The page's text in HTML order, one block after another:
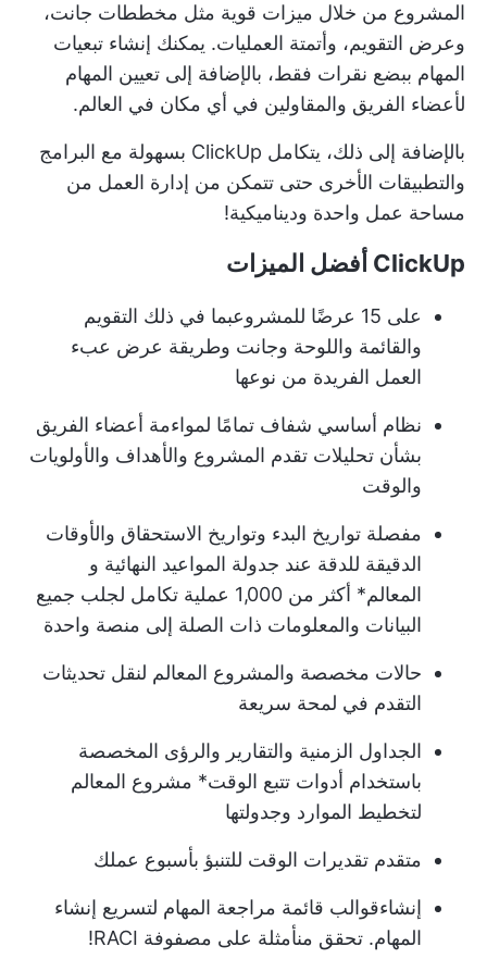
المشروع من خلال ميزات قوية مثل مخططات جانت،
وعرض التقويم، وأتمتة العمليات. يمكنك إنشاء تبعيات
المهام ببضع نقرات فقط، بالإضافة إلى تعيين المهام
لأعضاء الفريق والمقاولين في أي مكان في العالم.
بالإضافة إلى ذلك، يتكامل ClickUp بسهولة مع البرامج
والتطبيقات الأخرى حتى تتمكن من إدارة العمل من
مساحة عمل واحدة وديناميكية!
ClickUp أفضل الميزات
على
بما في ذلك التقويم
والقائمة واللوحة وجانت وطريقة عرض عبء
العمل الفريدة من نوعها
نظام أساسي شفاف تمامًا لمواءمة أعضاء الفريق
بشأن تحليلات تقدم المشروع والأهداف والأولويات
والوقت
مفصلة تواريخ البدء وتواريخ الاستحقاق والأوقات
الدقيقة للدقة عند جدولة المواعيد النهائية و
المعالم* أكثر من
لجلب جميع
البيانات والمعلومات ذات الصلة إلى منصة واحدة
حالات مخصصة والمشروع المعالم لنقل تحديثات
التقدم في لمحة سريعة
الجداول الزمنية والتقارير والرؤى المخصصة
باستخدام أدوات تتبع الوقت* مشروع المعالم
لتخطيط الموارد وجدولتها
متقدم تقديرات الوقت للتنبؤ بأسبوع عملك
إنشاءقوالب قائمة مراجعة المهام لتسريع إنشاء
المهام. تحقق منأمثلة على مصفوفة RACI !